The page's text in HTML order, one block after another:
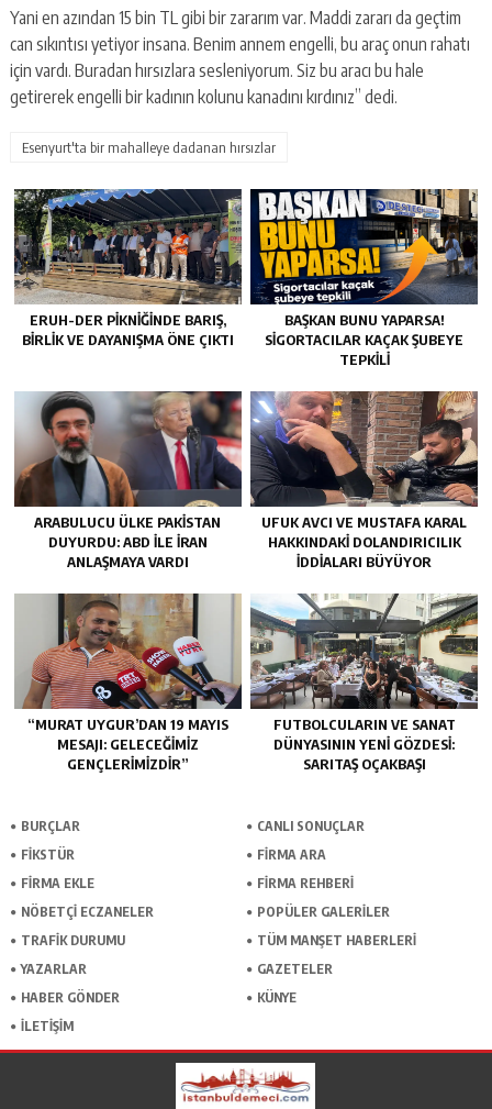
Yani en azından 15 bin TL gibi bir zararım var. Maddi zararı da geçtim
can sıkıntısı yetiyor insana. Benim annem engelli, bu araç onun rahatı
için vardı. Buradan hırsızlara sesleniyorum. Siz bu aracı bu hale
getirerek engelli bir kadının kolunu kanadını kırdınız” dedi.
Esenyurt'ta bir mahalleye dadanan hırsızlar
ERUH-DER PIKNIĞINDE BARIŞ,
BIRLIK VE DAYANIŞMA ÖNE ÇIKTI
BAŞKAN BUNU YAPARSA!
SIGORTACILAR KAÇAK ŞUBEYE
TEPKILI
ARABULUCU ÜLKE PAKISTAN
DUYURDU: ABD ILE İRAN
ANLAŞMAYA VARDI
UFUK AVCI VE MUSTAFA KARAL
HAKKINDAKI DOLANDIRICILIK
İDDIALARI BÜYÜYOR
“MURAT UYGUR’DAN 19 MAYIS
MESAJI: GELECEĞIMIZ
GENÇLERIMIZDIR”
FUTBOLCULARIN VE SANAT
DÜNYASININ YENI GÖZDESI:
SARITAŞ OÇAKBAŞI
BURÇLAR
CANLI SONUÇLAR
FİKSTÜR
FİRMA ARA
FİRMA EKLE
FİRMA REHBERİ
NÖBETÇİ ECZANELER
POPÜLER GALERİLER
TRAFİK DURUMU
TÜM MANŞET HABERLERİ
YAZARLAR
GAZETELER
HABER GÖNDER
KÜNYE
İLETİŞİM